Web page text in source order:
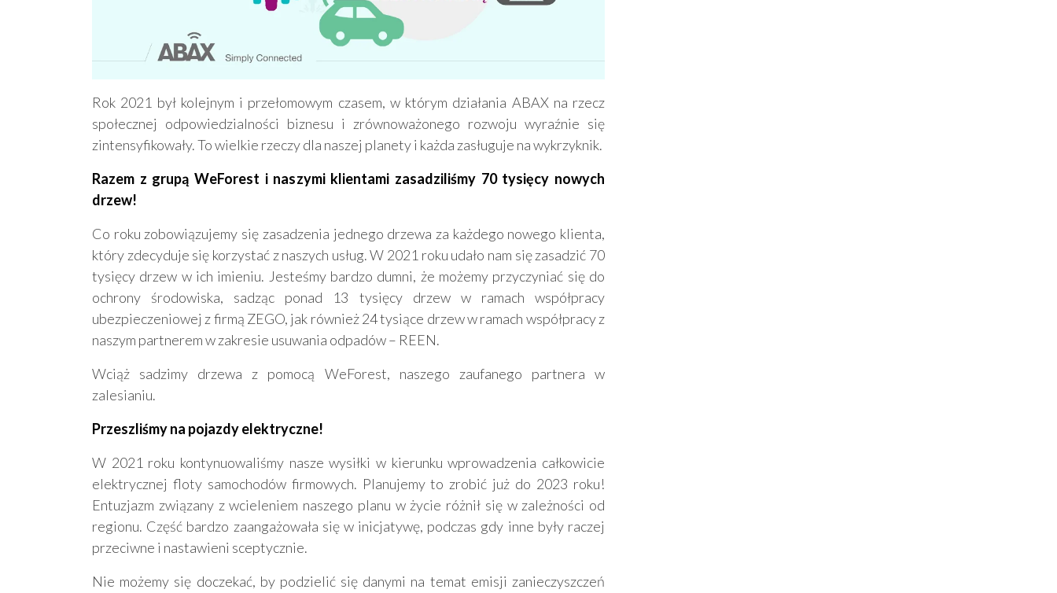
Rok 2021 był kolejnym i przełomowym czasem, w którym działania ABAX na rzecz
społecznej odpowiedzialności biznesu i zrównoważonego rozwoju wyraźnie się
zintensyfikowały. To wielkie rzeczy dla naszej planety i każda zasługuje na wykrzyknik.
Razem z grupą WeForest i naszymi klientami zasadziliśmy 70 tysięcy nowych
drzew!
Co roku zobowiązujemy się zasadzenia jednego drzewa za każdego nowego klienta,
który zdecyduje się korzystać z naszych usług. W 2021 roku udało nam się zasadzić 70
tysięcy drzew w ich imieniu. Jesteśmy bardzo dumni, że możemy przyczyniać się do
ochrony środowiska, sadząc ponad 13 tysięcy drzew w ramach współpracy
ubezpieczeniowej z firmą ZEGO, jak również 24 tysiące drzew w ramach współpracy z
naszym partnerem w zakresie usuwania odpadów – REEN.
Wciąż sadzimy drzewa z pomocą WeForest, naszego zaufanego partnera w
zalesianiu.
Przeszliśmy na pojazdy elektryczne!
W 2021 roku kontynuowaliśmy nasze wysiłki w kierunku wprowadzenia całkowicie
elektrycznej floty samochodów firmowych. Planujemy to zrobić już do 2023 roku!
Entuzjazm związany z wcieleniem naszego planu w życie różnił się w zależności od
regionu. Część bardzo zaangażowała się w inicjatywę, podczas gdy inne były raczej
przeciwne i nastawieni sceptycznie.
Nie możemy się doczekać, by podzielić się danymi na temat emisji zanieczyszczeń